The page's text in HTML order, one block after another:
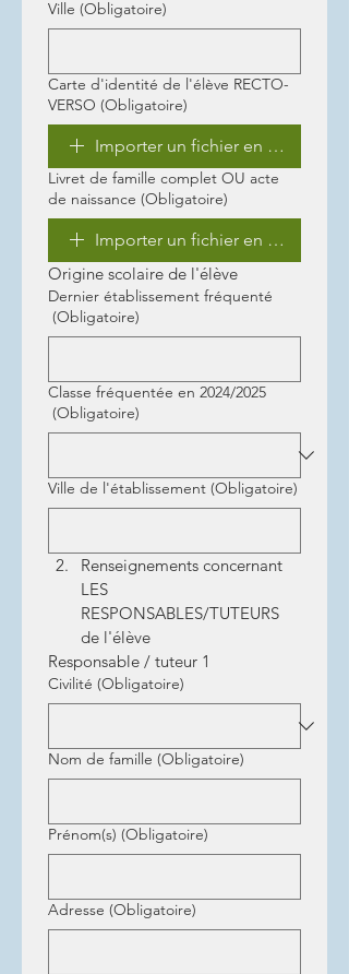
Ville (Obligatoire)
Carte d'identité de l'élève RECTO-
VERSO (Obligatoire)
Importer un fichier en PDF
Livret de famille complet OU acte
de naissance (Obligatoire)
Importer un fichier en PDF
Origine scolaire de l'élève
Dernier établissement fréquenté
(Obligatoire)
Classe fréquentée en 2024/2025
(Obligatoire)
Ville de l'établissement (Obligatoire)
Renseignements concernant
LES
RESPONSABLES/TUTEURS
de l'élève
Responsable / tuteur 1
Civilité (Obligatoire)
Nom de famille (Obligatoire)
Prénom(s) (Obligatoire)
Adresse (Obligatoire)